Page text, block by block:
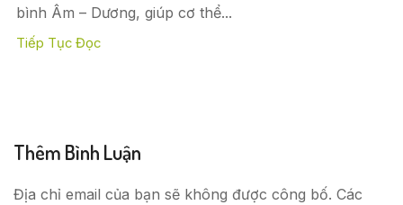
bình Âm – Dương, giúp cơ thể...
Tiếp Tục Đọc
Thêm Bình Luận
Địa chỉ email của bạn sẽ không được công bố. Các